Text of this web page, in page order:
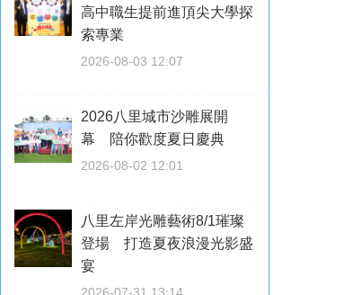
高中職生提前進頂尖大學探
索專業
2026-08-03 12:07
2026八里城市沙雕展開
幕 陪你歡度夏日慶典
2026-08-02 12:01
八里左岸光雕藝術8/1璀璨
登場 打造夏夜浪漫光影盛
宴